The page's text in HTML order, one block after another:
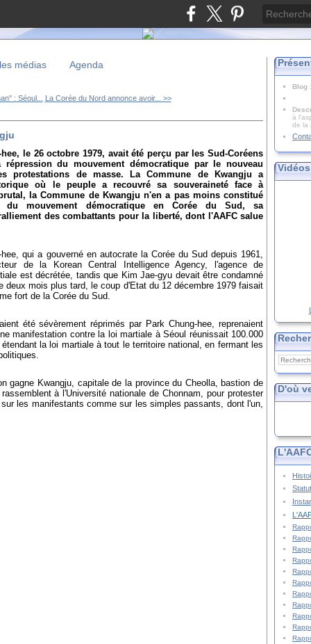
médias Agenda
: Séoul... La Corée du Nord annonce avoir... >>
le 26 octobre 1979, avait été perçu par les Sud-Coréens
du mouvement démocratique par le nouveau
protestations de masse. La Commune de Kwangju a
où le peuple a recouvré sa souveraineté face à
la Commune de Kwangju n'en a pas moins constitué
mouvement démocratique en Corée du Sud, sa
des combattants pour la liberté, dont l'AAFC salue
qui a gouverné en autocrate la Corée du Sud depuis 1961,
de la Korean Central Intelligence Agency, l'agence de
est décrétée, tandis que Kim Jae-gyu devait être condamné
deux mois plus tard, le coup d'Etat du 12 décembre 1979 faisait
fort de la Corée du Sud.
été sévèrement réprimés par Park Chung-hee, reprenaient
manifestation contre la loi martiale à Séoul réunissait 100.000
la loi martiale à tout le territoire national, en fermant les
gagne Kwangju, capitale de la province du Cheolla, bastion de
à l'Université nationale de Chonnam, pour protester
les manifestants comme sur les simples passants, dont l'un,
Blog
à
de la
Vidéos
D'où